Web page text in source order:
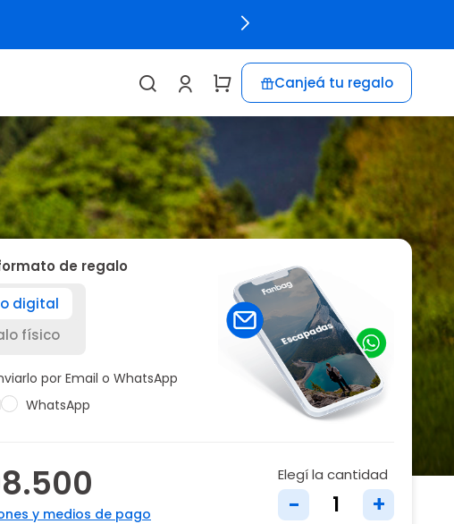
Canjeá tu regalo
de regalo
digital
físico
por Email o WhatsApp
WhatsApp
y medios de pago
Elegí la cantidad
- +